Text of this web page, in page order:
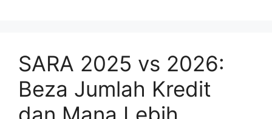
SARA 2025 vs 2026:
Beza Jumlah Kredit